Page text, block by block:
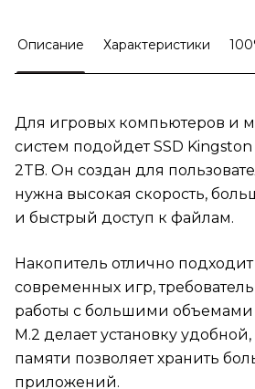
Описание Характеристики
Для игровых компьютеров и
систем подойдет SSD
2TB. Он создан для
нужна высокая скорость,
и быстрый доступ к файлам.
Накопитель отлично
современных игр,
работы с большими
M.2 делает установку
памяти позволяет хранить
приложений.